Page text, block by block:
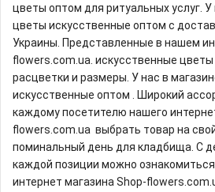
цветы оптом для ритуальных услуг.
цветы искусственные оптом с
Украины. Представленные в нашем
flowers.com.ua. искусственные
расцветки и размеры. У нас в
искусственные оптом . Широкий
каждому посетителю нашего
flowers.com.ua выбрать товар на
поминальный день для кладбища. С
каждой позиции можно ознакомиться
интернет магазина Shop-